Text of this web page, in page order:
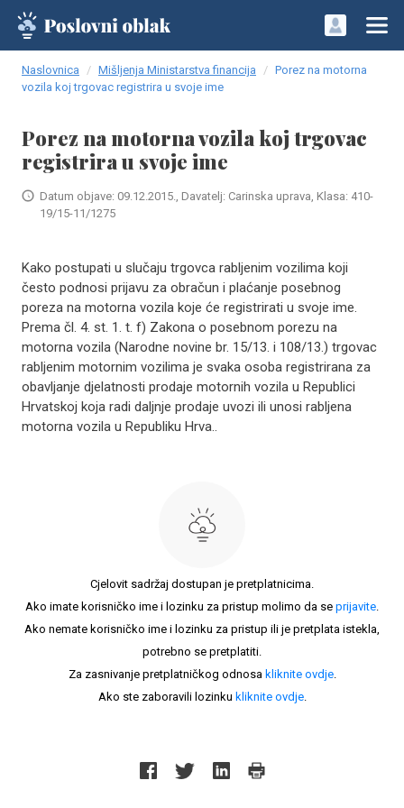
Naslovnica Mišljenja Ministarstva financija
Porez na motorna
vozila koj trgovac registrira u svoje ime
Porez na motorna vozila koj trgovac
registrira u svoje ime
Datum objave: 09.12.2015., Davatelj: Carinska uprava, Klasa: 410-
19/15-11/1275
Kako postupati u slučaju trgovca rabljenim vozilima koji
često podnosi prijavu za obračun i plaćanje posebnog
poreza na motorna vozila koje će registrirati u svoje ime.
Prema čl. 4. st. 1. t. f) Zakona o posebnom porezu na
motorna vozila (Narodne novine br. 15/13. i 108/13.) trgovac
rabljenim motornim vozilima je svaka osoba registrirana za
obavljanje djelatnosti prodaje motornih vozila u Republici
Hrvatskoj koja radi daljnje prodaje uvozi ili unosi rabljena
motorna vozila u Republiku Hrva..
Cjelovit sadržaj dostupan je pretplatnicima.
Ako imate korisničko ime i lozinku za pristup molimo da se prijavite.
Ako nemate korisničko ime i lozinku za pristup ili je pretplata istekla,
potrebno se pretplatiti.
Za zasnivanje pretplatničkog odnosa kliknite ovdje.
Ako ste zaboravili lozinku kliknite ovdje.